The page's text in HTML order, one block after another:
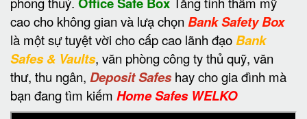
cao cho không gian và lưạ chọn Bank Safety Box
là một sự tuyệt vời cho cấp cao lãnh đạoBank
Safes & Vaults, văn phòng công ty thủ quỹ, văn
thư, thu ngân, Deposit Safeshay cho gia đình mà
bạn đang tìm kiếm Home Safes WELKO